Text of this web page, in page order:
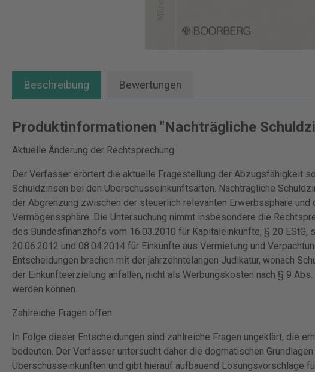
Beschreibung Bewertungen
Produktinformationen "Nachträgliche
Aktuelle Änderung der Rechtsprechung
Der Verfasser erörtert die aktuelle Fragestellung der Abzugsfähigkeit
Schuldzinsen bei den Überschusseinkunftsarten. Nachträgliche
der Abgrenzung zwischen der steuerlich relevanten Erwerbssphäre
Vermögenssphäre. Die Untersuchung nimmt insbesondere die
des Bundesfinanzhofs vom 16.03.2010 für Kapitaleinkünfte, § 20 EStG,
20.06.2012 und 08.04.2014 für Einkünfte aus Vermietung und
Entscheidungen brachen mit der jahrzehntelangen Judikatur, wonach
der Einkünfteerzielung anfallen, nicht als Werbungskosten nach § 9
werden können.
Zahlreiche Fragen offen
In Folge dieser Entscheidungen sind zahlreiche Fragen ungeklärt, die
bedeuten. Der Verfasser untersucht daher die dogmatischen
Überschusseinkünften und gibt hierauf aufbauend Lösungsvorschläge